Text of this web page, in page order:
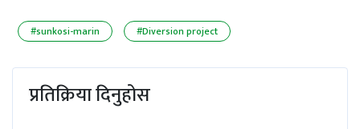
#sunkosi-marin #Diversion project
प्रतिक्रिया दिनुहोस